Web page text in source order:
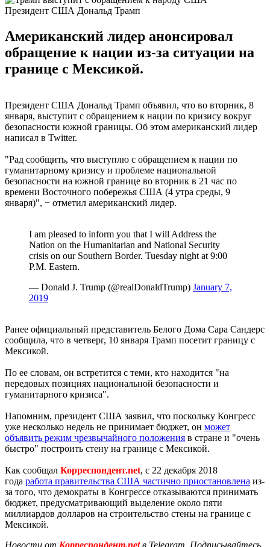
Президент США Дональд Трамп
Американский лидер анонсировал
обращение к нации из-за ситуации на
границе с Мексикой.
Президент США Дональд Трамп объявил, что во вторник, 8
января, выступит с обращением к нации по кризису вокруг
безопасности южной границы. Об этом американский лидер
написал в Twitter.
"Рад сообщить, что выступлю с обращением к нации по
гуманитарному кризису и проблеме национальной
безопасности на южной границе во вторник в 21 час по
времени Восточного побережья США (4 утра среды, 9
января)", − отметил американский лидер.
I am pleased to inform you that I will Address the
Nation on the Humanitarian and National Security
crisis on our Southern Border. Tuesday night at 9:00
P.M. Eastern.
— Donald J. Trump (@realDonaldTrump) January 7,
2019
Ранее официальный представитель Белого Дома Сара Сандерс
сообщила, что в четверг, 10 января Трамп посетит границу с
Мексикой.
По ее словам, он встретится с теми, кто находится "на
передовых позициях национальной безопасности и
гуманитарного кризиса".
Напомним, президент США заявил, что поскольку Конгресс
уже несколько недель не принимает бюджет, он может
объявить режим чрезвычайного положения в стране и "очень
быстро" построить стену на границе с Мексикой.
Как сообщал Корреспондент.net, с 22 декабря 2018
года работа правительства США частично приостановлена из-
за того, что демократы в Конгрессе отказываются принимать
бюджет, предусматривающий выделение около пяти
миллиардов долларов на строительство стены на границе с
Мексикой.
Новости от Корреспондент.netв Telegram. Подписывайтесь